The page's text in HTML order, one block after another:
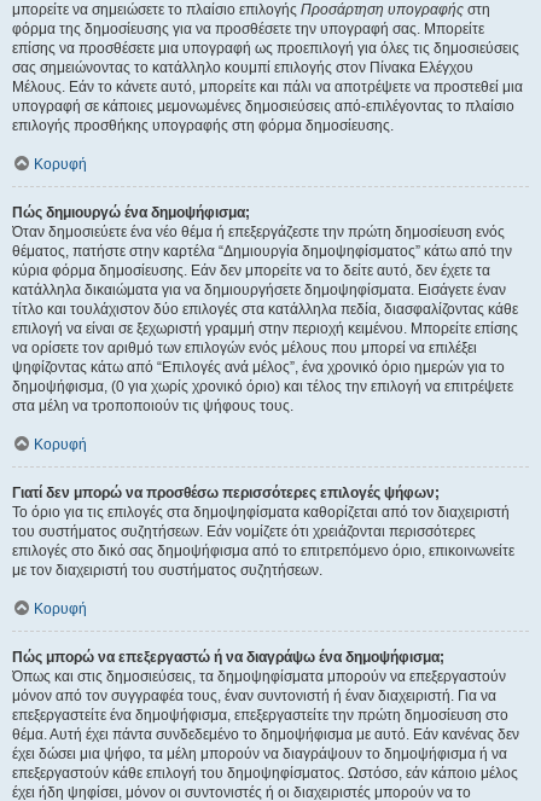
μπορείτε να σημειώσετε το πλαίσιο επιλογής Προσάρτηση υπογραφής στη
φόρμα της δημοσίευσης για να προσθέσετε την υπογραφή σας. Μπορείτε
επίσης να προσθέσετε μια υπογραφή ως προεπιλογή για όλες τις δημοσιεύσεις
σας σημειώνοντας το κατάλληλο κουμπί επιλογής στον Πίνακα Ελέγχου
Μέλους. Εάν το κάνετε αυτό, μπορείτε και πάλι να αποτρέψετε να προστεθεί μια
υπογραφή σε κάποιες μεμονωμένες δημοσιεύσεις από-επιλέγοντας το πλαίσιο
επιλογής προσθήκης υπογραφής στη φόρμα δημοσίευσης.
Κορυφή
Πώς δημιουργώ ένα δημοψήφισμα;
Όταν δημοσιεύετε ένα νέο θέμα ή επεξεργάζεστε την πρώτη δημοσίευση ενός
θέματος, πατήστε στην καρτέλα “Δημιουργία δημοψηφίσματος” κάτω από την
κύρια φόρμα δημοσίευσης. Εάν δεν μπορείτε να το δείτε αυτό, δεν έχετε τα
κατάλληλα δικαιώματα για να δημιουργήσετε δημοψηφίσματα. Εισάγετε έναν
τίτλο και τουλάχιστον δύο επιλογές στα κατάλληλα πεδία, διασφαλίζοντας κάθε
επιλογή να είναι σε ξεχωριστή γραμμή στην περιοχή κειμένου. Μπορείτε επίσης
να ορίσετε τον αριθμό των επιλογών ενός μέλους που μπορεί να επιλέξει
ψηφίζοντας κάτω από “Επιλογές ανά μέλος”, ένα χρονικό όριο ημερών για το
δημοψήφισμα, (0 για χωρίς χρονικό όριο) και τέλος την επιλογή να επιτρέψετε
στα μέλη να τροποποιούν τις ψήφους τους.
Κορυφή
Γιατί δεν μπορώ να προσθέσω περισσότερες επιλογές ψήφων;
Το όριο για τις επιλογές στα δημοψηφίσματα καθορίζεται από τον διαχειριστή
του συστήματος συζητήσεων. Εάν νομίζετε ότι χρειάζονται περισσότερες
επιλογές στο δικό σας δημοψήφισμα από το επιτρεπόμενο όριο, επικοινωνείτε
με τον διαχειριστή του συστήματος συζητήσεων.
Κορυφή
Πώς μπορώ να επεξεργαστώ ή να διαγράψω ένα δημοψήφισμα;
Όπως και στις δημοσιεύσεις, τα δημοψηφίσματα μπορούν να επεξεργαστούν
μόνον από τον συγγραφέα τους, έναν συντονιστή ή έναν διαχειριστή. Για να
επεξεργαστείτε ένα δημοψήφισμα, επεξεργαστείτε την πρώτη δημοσίευση στο
θέμα. Αυτή έχει πάντα συνδεδεμένο το δημοψήφισμα με αυτό. Εάν κανένας δεν
έχει δώσει μια ψήφο, τα μέλη μπορούν να διαγράψουν το δημοψήφισμα ή να
επεξεργαστούν κάθε επιλογή του δημοψηφίσματος. Ωστόσο, εάν κάποιο μέλος
έχει ήδη ψηφίσει, μόνον οι συντονιστές ή οι διαχειριστές μπορούν να το